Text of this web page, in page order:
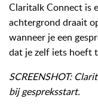
Claritalk Connect is
achtergrond draait
wanneer je een
dat je zelf iets hoeft
SCREENSHOT:
bij gespreksstart.